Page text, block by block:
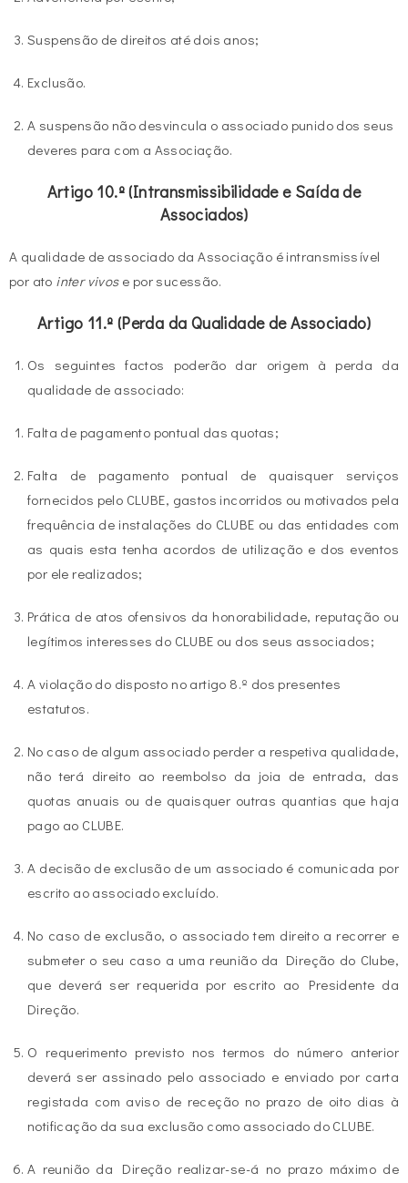
Suspensão de direitos até dois anos;
Exclusão.
A suspensão não desvincula o associado punido dos seus
deveres para com a Associação.
Artigo 10.º (Intransmissibilidade e Saída de
Associados)
A qualidade de associado da Associação é intransmissível
por ato inter vivose por sucessão.
Artigo 11.º (Perda da Qualidade de Associado)
Os seguintes factos poderão dar origem à perda da
qualidade de associado:
Falta de pagamento pontual das quotas;
Falta de pagamento pontual de quaisquer serviços
fornecidos pelo CLUBE, gastos incorridos ou motivados pela
frequência de instalações do CLUBE ou das entidades com
as quais esta tenha acordos de utilização e dos eventos
por ele realizados;
Prática de atos ofensivos da honorabilidade, reputação ou
legítimos interesses do CLUBE ou dos seus associados;
A violação do disposto no artigo 8.º dos presentes
estatutos.
No caso de algum associado perder a respetiva qualidade,
não terá direito ao reembolso da joia de entrada, das
quotas anuais ou de quaisquer outras quantias que haja
pago ao CLUBE.
A decisão de exclusão de um associado é comunicada por
escrito ao associado excluído.
No caso de exclusão, o associado tem direito a recorrer e
submeter o seu caso a uma reunião da Direção do Clube,
que deverá ser requerida por escrito ao Presidente da
Direção.
O requerimento previsto nos termos do número anterior
deverá ser assinado pelo associado e enviado por carta
registada com aviso de receção no prazo de oito dias à
notificação da sua exclusão como associado do CLUBE.
A reunião da Direção realizar-se-á no prazo máximo de